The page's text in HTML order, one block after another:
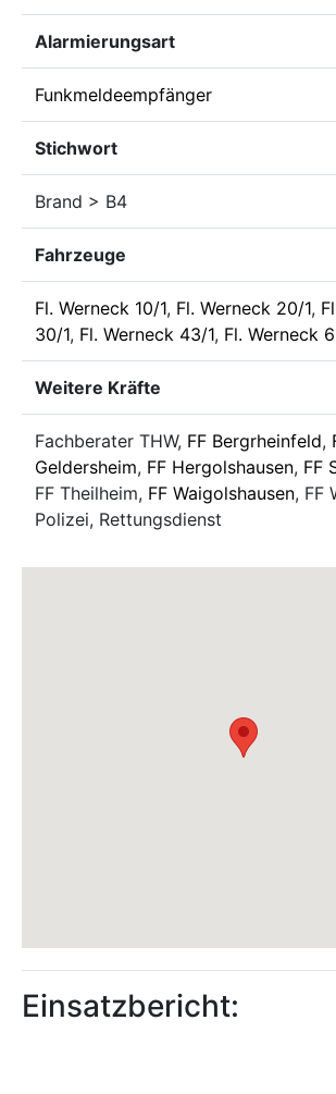
Alarmierungsart
Funkmeldeempfänger
Stichwort
Brand > B4
Fahrzeuge
Fl. Werneck 10/1, Fl. Werneck 20/1,
30/1, Fl. Werneck 43/1, Fl. Werneck
Weitere Kräfte
Fachberater THW, FF Bergrheinfeld,
Geldersheim, FF Hergolshausen, FF
FF Theilheim, FF Waigolshausen, FF
Polizei, Rettungsdienst
Einsatzbericht: